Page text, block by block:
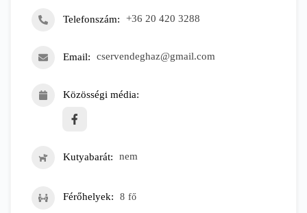
Telefonszám +36 20 420 3288
Email cservendeghaz@gmail.com
Közösségi média
Kutyabarát nem
Férőhelyek 8 fő